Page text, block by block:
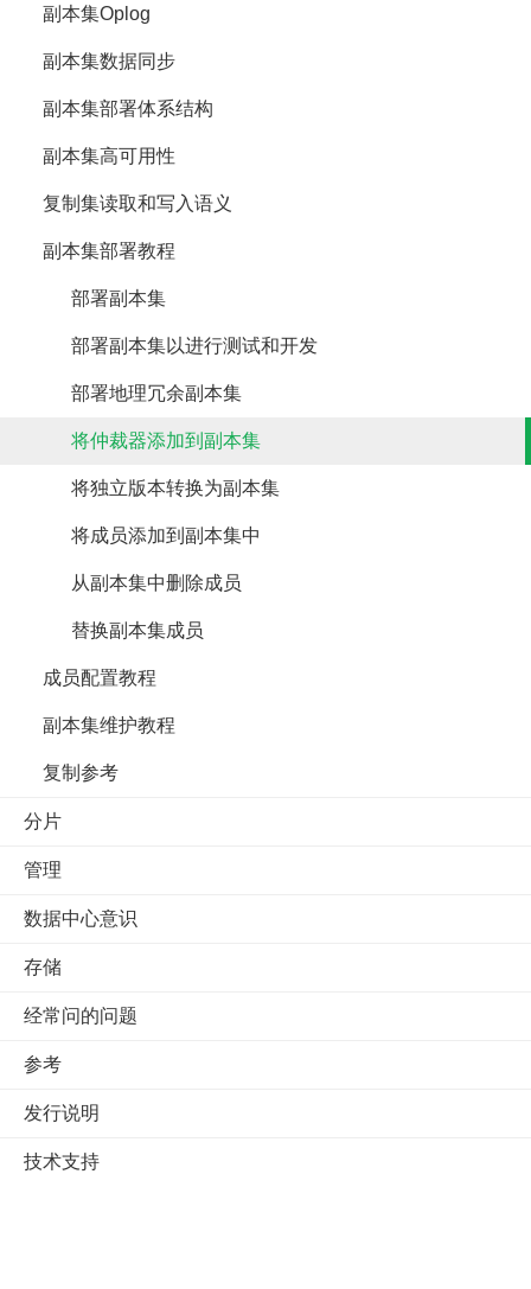
副本集Oplog
副本集数据同步
副本集部署体系结构
副本集高可用性
复制集读取和写入语义
副本集部署教程
部署副本集
部署副本集以进行测试和开发
部署地理冗余副本集
将仲裁器添加到副本集
将独立版本转换为副本集
将成员添加到副本集中
从副本集中删除成员
替换副本集成员
成员配置教程
副本集维护教程
复制参考
分片
管理
数据中心意识
存储
经常问的问题
参考
发行说明
技术支持